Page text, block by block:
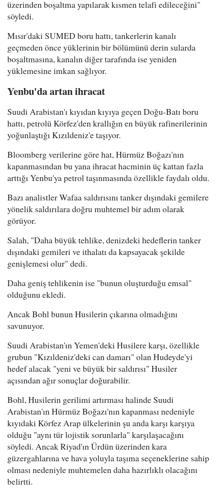
üzerinden boşaltma yapılarak kısmen telafi edileceğini"
söyledi.
Mısır'daki SUMED boru hattı, tankerlerin kanalı
geçmeden önce yüklerinin bir bölümünü derin sularda
boşaltmasına, kanalın diğer tarafında ise yeniden
yüklemesine imkan sağlıyor.
Yenbu'da artan ihracat
Suudi Arabistan'ı kıyıdan kıyıya geçen Doğu-Batı boru
hattı, petrolü Körfez'den krallığın en büyük rafinerilerinin
yoğunlaştığı Kızıldeniz'e taşıyor.
Bloomberg verilerine göre hat, Hürmüz Boğazı'nın
kapanmasından bu yana ihracat hacminin üç kattan fazla
arttığı Yenbu'ya petrol taşınmasında özellikle faydalı oldu.
Bazı analistler Wafaa saldırısını tanker dışındaki gemilere
yönelik saldırılara doğru muhtemel bir adım olarak
görüyor.
Salah, "Daha büyük tehlike, denizdeki hedeflerin tanker
dışındaki gemileri ve ithalatı da kapsayacak şekilde
genişlemesi olur" dedi.
Daha geniş tehlikenin ise "bunun oluşturduğu emsal"
olduğunu ekledi.
Ancak Bohl bunun Husilerin çıkarına olmadığını
savunuyor.
Suudi Arabistan'ın Yemen'deki Husilere karşı, özellikle
grubun "Kızıldeniz'deki can damarı" olan Hudeyde'yi
hedef alacak "yeni ve büyük bir saldırısı" Husiler
açısından ağır sonuçlar doğurabilir.
Bohl, Husilerin gerilimi artırması halinde Suudi
Arabistan'ın Hürmüz Boğazı'nın kapanması nedeniyle
kıyıdaki Körfez Arap ülkelerinin şu anda karşı karşıya
olduğu "aynı tür lojistik sorunlarla" karşılaşacağını
söyledi. Ancak Riyad'ın Ürdün üzerinden kara
güzergahlarına ve hava yoluyla taşıma seçeneklerine sahip
olması nedeniyle muhtemelen daha hazırlıklı olacağını
belirtti.